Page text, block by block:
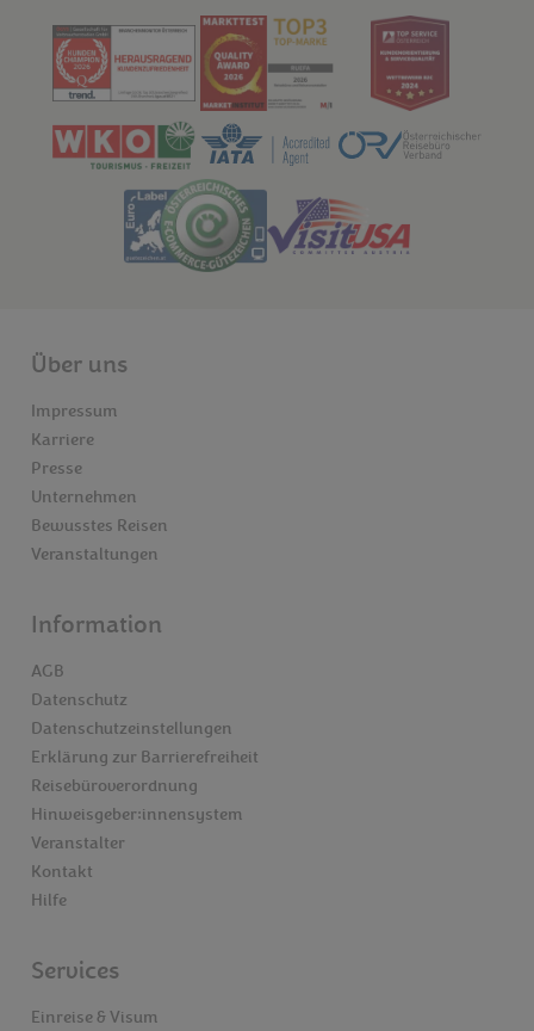
Über uns
Impressum
Karriere
Presse
Unternehmen
Bewusstes Reisen
Veranstaltungen
Information
AGB
Datenschutz
Datenschutzeinstellungen
Erklärung zur Barrierefreiheit
Reisebüroverordnung
Hinweisgeber:innensystem
Veranstalter
Kontakt
Hilfe
Services
Einreise & Visum